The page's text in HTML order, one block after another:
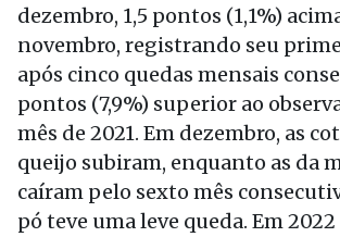
dezembro, 1,5 pontos (1,1%)
novembro, registrando seu
após cinco quedas mensais
pontos (7,9%) superior ao
mês de 2021. Em dezembro, as
queijo subiram, enquanto as da
caíram pelo sexto mês
pó teve uma leve queda. Em